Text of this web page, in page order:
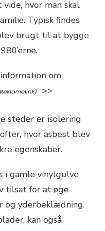
hvor man skal
Typisk findes
brugt til at bygge
om
>>
steder er isolering
hvor asbest blev
egenskaber.
i gamle vinylgulve
tilsat for at øge
og yderbeklædning,
kan også